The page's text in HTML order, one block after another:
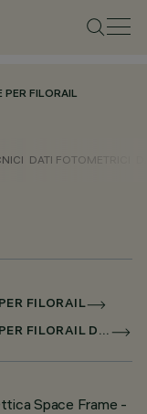
PER FILORAIL
DATI FOTOMETRICI
FILORAIL
LIBERA STAND-ALONE SOSPENSIONE PER FILORAIL DALI POWERLINE
Space Frame -